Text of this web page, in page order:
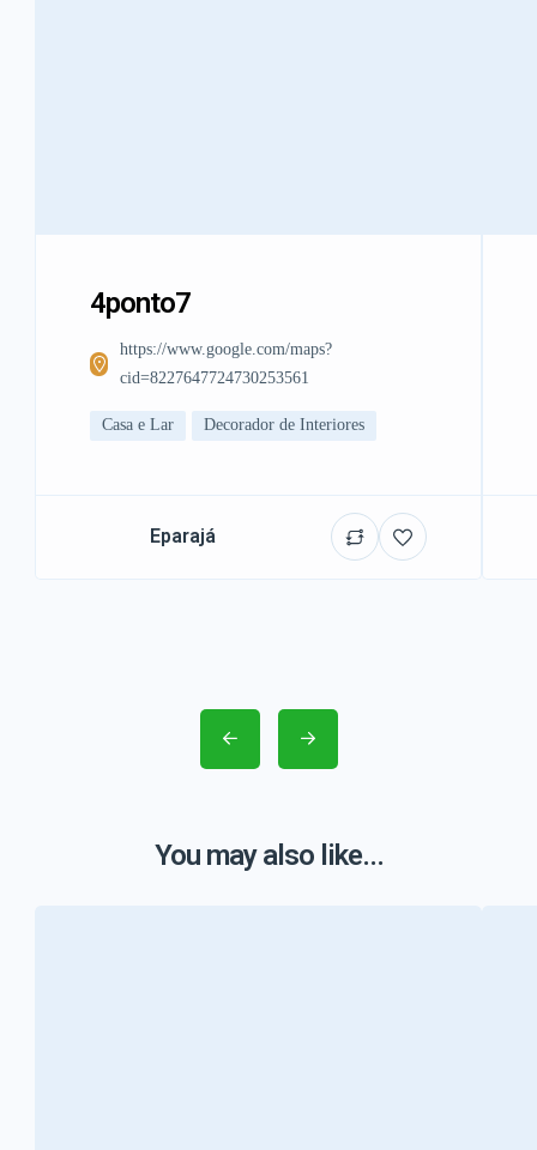
4ponto7
https://www.google.com/maps?
cid=8227647724730253561
Casa e Lar Decorador de Interiores
Eparajá
You may also like...